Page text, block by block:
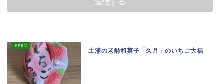
土浦の老舗和菓子「久月」のいちご大福